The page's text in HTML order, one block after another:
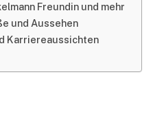
Freundin und mehr
und Aussehen
Karriereaussichten